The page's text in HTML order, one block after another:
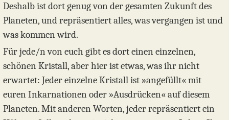
Deshalb ist dort genug von der gesamten Zukunft des
Planeten, und repräsentiert alles, was vergangen ist und
was kommen wird.
Für jede/n von euch gibt es dort einen einzelnen,
schönen Kristall, aber hier ist etwas, was ihr nicht
erwartet: Jeder einzelne Kristall ist »angefüllt« mit
euren Inkarnationen oder »Ausdrücken« auf diesem
Planeten. Mit anderen Worten, jeder repräsentiert ein